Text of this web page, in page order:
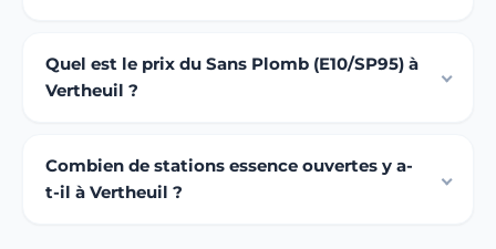
Quel est le prix du Sans Plomb (E10/SP95) à
Vertheuil ?
Combien de stations essence ouvertes y a-
t-il à Vertheuil ?